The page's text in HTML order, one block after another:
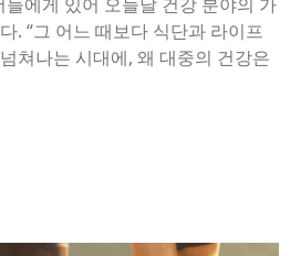
. “그 어느 때보다 식단과 라이프
쳐나는 시대에, 왜 대중의 건강은